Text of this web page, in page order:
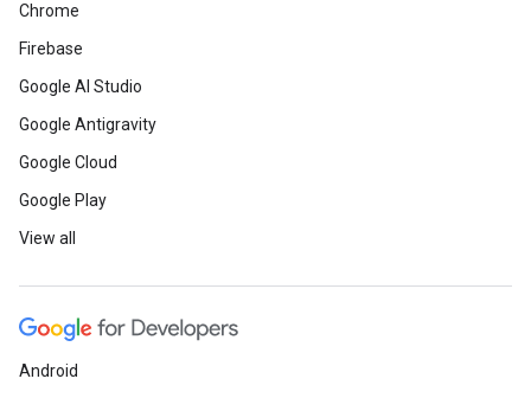
Chrome
Firebase
Google AI Studio
Google Antigravity
Google Cloud
Google Play
View all
Android